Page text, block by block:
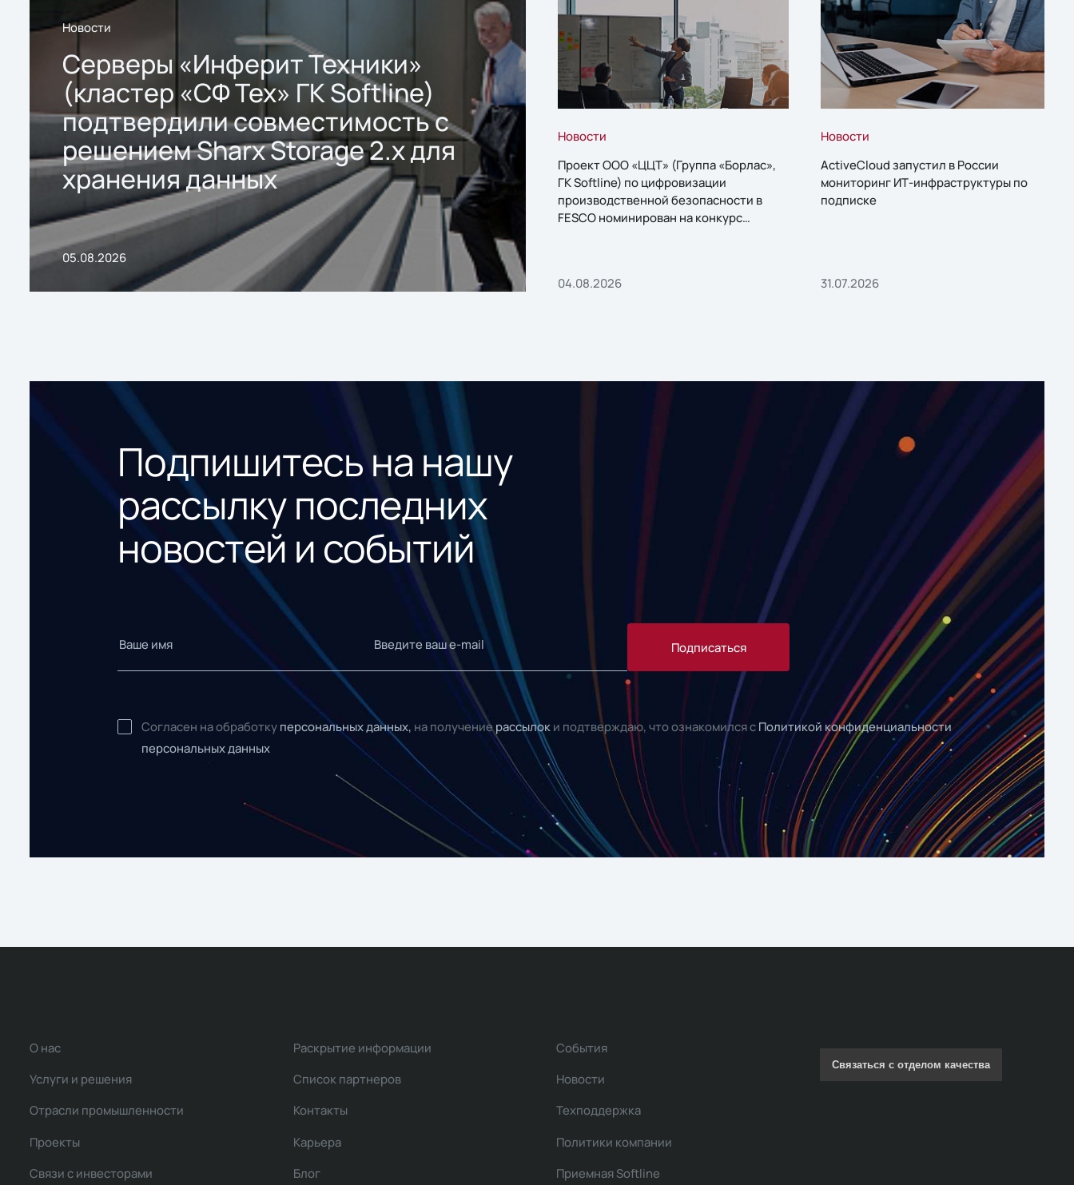
Новости
Серверы «Инферит Техники»
(кластер «СФ Тех» ГК Softline)
подтвердили совместимость с
решением Sharx Storage 2.x для
хранения данных
05.08.2026
Новости
Проект ООО «ЦЦТ» (Группа «Борлас»,
ГК Softline) по цифровизации
производственной безопасности в
FESCO номинирован на конкурс
04.08.2026
Новости
ActiveCloud запустил в России
мониторинг ИТ-инфраструктуры по
подписке
31.07.2026
Подпишитесь на нашу
рассылку последних
новостей и событий
Подписаться
Согласен на обработку персональных данных, на получениерассылок и подтверждаю, что ознакомился с Политикой конфиденциальности
персональных данных
О нас
Услуги и решения
Отрасли промышленности
Проекты
Связи с инвесторами
Раскрытие информации
Список партнеров
Контакты
Карьера
Блог
События
Новости
Техподдержка
Политики компании
Приемная Softline
Связаться с отделом качества